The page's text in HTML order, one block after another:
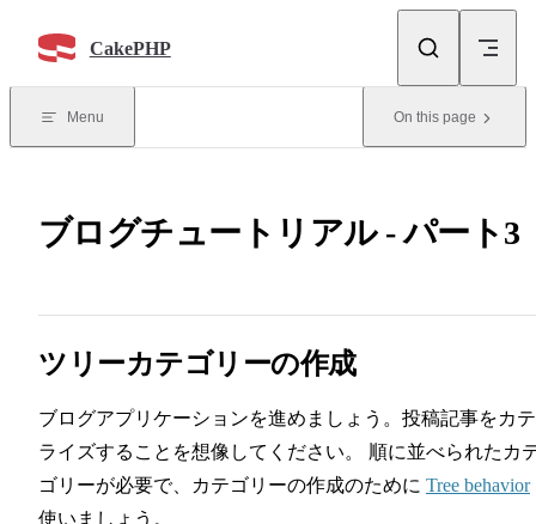
CakePHP
Menu On this page
ブログチュートリアル - パート3
ツリーカテゴリーの作成
ブログアプリケーションを進めましょう。投稿記事をカ
ライズすることを想像してください。 順に並べられたカ
ゴリーが必要で、カテゴリーの作成のために Tree behavior
使いましょう。